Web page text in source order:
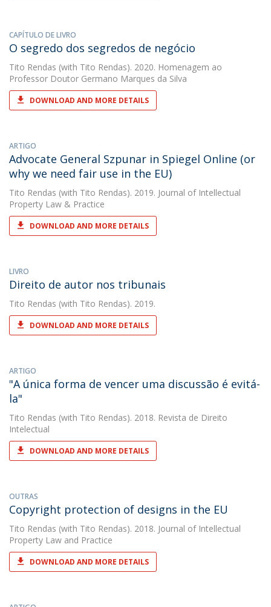
CAPÍTULO DE LIVRO
O segredo dos segredos de negócio
Tito Rendas (with Tito Rendas). 2020. Homenagem ao
Professor Doutor Germano Marques da Silva
DOWNLOAD AND MORE DETAILS
ARTIGO
Advocate General Szpunar in Spiegel Online (or
why we need fair use in the EU)
Tito Rendas (with Tito Rendas). 2019. Journal of Intellectual
Property Law & Practice
DOWNLOAD AND MORE DETAILS
LIVRO
Direito de autor nos tribunais
Tito Rendas (with Tito Rendas). 2019.
DOWNLOAD AND MORE DETAILS
ARTIGO
"A única forma de vencer uma discussão é evitá-
la"
Tito Rendas (with Tito Rendas). 2018. Revista de Direito
Intelectual
DOWNLOAD AND MORE DETAILS
OUTRAS
Copyright protection of designs in the EU
Tito Rendas (with Tito Rendas). 2018. Journal of Intellectual
Property Law and Practice
DOWNLOAD AND MORE DETAILS